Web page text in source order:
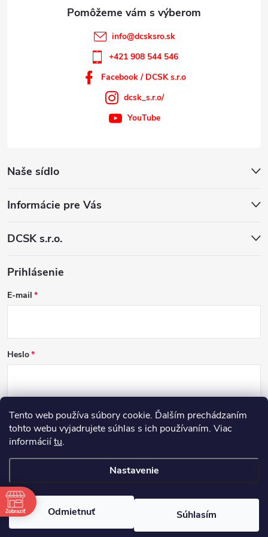
Tento web používa súbory cookie. Ďalším prechádzaním
tohto webu vyjadrujete súhlas s ich používaním. Viac
informáciítu.
Nastavenie
Odmietnuť Súhlasím
Naše sídlo
Informácie pre Vás
DCSK s.r.o.
info@dcsksro.sk
+421 908 544 546
Facebook / DCSK s.r.o
dcsk_s.r.o/
YouTube
Prihlásenie
E-mail
Heslo
PRIHLÁSIŤ SA
. Všetky práva vyhradené.
Zobraziť